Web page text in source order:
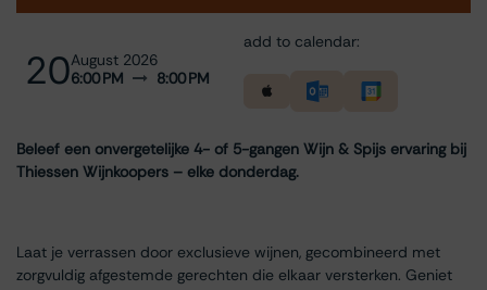
20August 2026
6:00 PM
8:00 PM
add to calendar:
Beleef een onvergetelijke 4- of 5-gangen Wijn & Spijs ervaring bij
Thiessen Wijnkoopers – elke donderdag.
Laat je verrassen door exclusieve wijnen, gecombineerd met
zorgvuldig afgestemde gerechten die elkaar versterken. Geniet